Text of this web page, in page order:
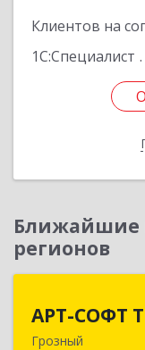
Клиентов на
1С:Специалист
Ближайшие
регионов
АРТ-СОФТ
Грозный
364013,